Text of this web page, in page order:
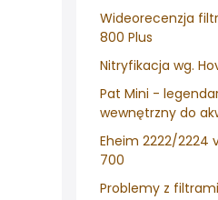
Wideorecenzja
800 Plus
Nitryfikacja wg.
Pat Mini -
wewnętrzny do
Eheim 2222/2224
700
Problemy z filtrami